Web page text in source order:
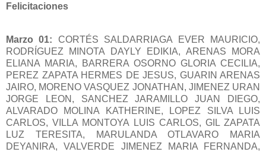
Felicitaciones
Marzo 01: CORTÉS SALDARRIAGA EVER MAURICIO,
RODRÍGUEZ MINOTA DAYLY EDIKIA, ARENAS MORA
ELIANA MARIA, BARRERA OSORNO GLORIA CECILIA,
PEREZ ZAPATA HERMES DE JESUS, GUARIN ARENAS
JAIRO, MORENO VASQUEZ JONATHAN, JIMENEZ URAN
JORGE LEON, SANCHEZ JARAMILLO JUAN DIEGO,
ALVARADO MOLINA KATHERINE, LOPEZ SILVA LUIS
CARLOS, VILLA MONTOYA LUIS CARLOS, GIL ZAPATA
LUZ TERESITA, MARULANDA OTLAVARO MARIA
DEYANIRA, VALVERDE JIMENEZ MARIA FERNANDA,